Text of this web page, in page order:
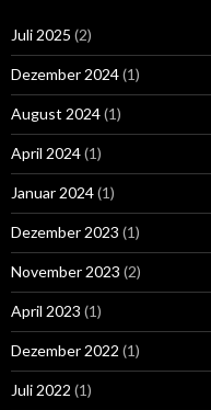
Juli 2025 (2)
Dezember 2024(1)
August 2024(1)
April 2024(1)
Januar 2024(1)
Dezember 2023 (1)
November 2023 (2)
April 2023 (1)
Dezember 2022 (1)
Juli 2022 (1)